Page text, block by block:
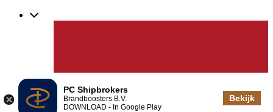
PC Shipbrokers
Brandboosters B.V.
DOWNLOAD - In Google Play
Bekijk